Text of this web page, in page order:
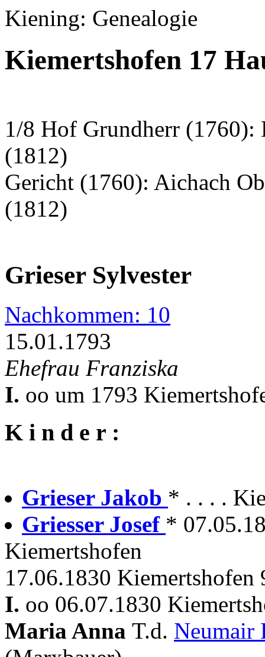
Kiening: Genealogie
Kiemertshofen 17
1/8 Hof Grundherr (1760):
(1812)
Gericht (1760): Aichach
(1812)
Grieser Sylvester
Nachkommen: 10
15.01.1793
Ehefrau Franziska
I. oo um 1793
K i n d e r :
Grieser Jakob * . . . .
Griesser Josef *
Kiemertshofen
17.06.1830 Kiemertshofen
I. oo 06.07.1830
Maria Anna T.d. Neumair